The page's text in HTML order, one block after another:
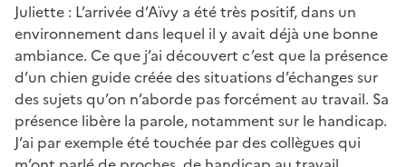
Juliette : L’arrivée d’Aïvy a été très positif, dans un
environnement dans lequel il y avait déjà une bonne
ambiance. Ce que j’ai découvert c’est que la présence
d’un chien guide créée des situations d’échanges sur
des sujets qu’on n’aborde pas forcément au travail. Sa
présence libère la parole, notamment sur le handicap.
J’ai par exemple été touchée par des collègues qui